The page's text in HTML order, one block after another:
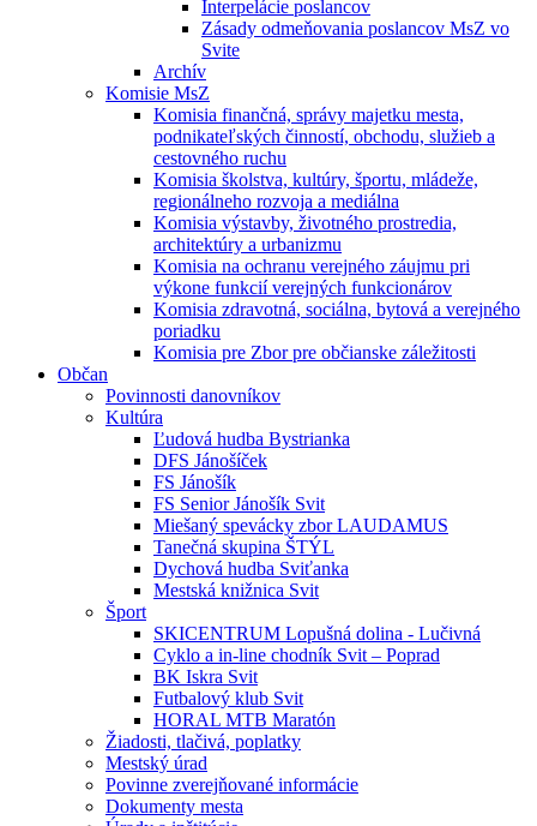
Interpelácie poslancov
Zásady odmeňovania poslancov MsZ vo
Svite
Archív
Komisie MsZ
Komisia finančná, správy majetku mesta,
podnikateľských činností, obchodu, služieb a
cestovného ruchu
Komisia školstva, kultúry, športu, mládeže,
regionálneho rozvoja a mediálna
Komisia výstavby, životného prostredia,
architektúry a urbanizmu
Komisia na ochranu verejného záujmu pri
výkone funkcií verejných funkcionárov
Komisia zdravotná, sociálna, bytová a verejného
poriadku
Komisia pre Zbor pre občianske záležitosti
Občan
Povinnosti danovníkov
Kultúra
Ľudová hudba Bystrianka
DFS Jánošíček
FS Jánošík
FS Senior Jánošík Svit
Miešaný spevácky zbor LAUDAMUS
Tanečná skupina ŠTÝL
Dychová hudba Sviťanka
Mestská knižnica Svit
Šport
SKICENTRUM Lopušná dolina - Lučivná
Cyklo a in-line chodník Svit – Poprad
BK Iskra Svit
Futbalový klub Svit
HORAL MTB Maratón
Žiadosti, tlačivá, poplatky
Mestský úrad
Povinne zverejňované informácie
Dokumenty mesta